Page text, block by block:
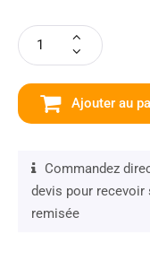
Ajouter au
Commandez
devis pour
remisée